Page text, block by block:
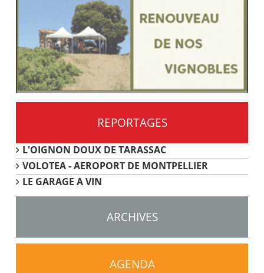
REPORTAGES
L'OIGNON DOUX DE TARASSAC
VOLOTEA - AEROPORT DE MONTPELLIER
LE GARAGE A VIN
ARCHIVES
AGENDA